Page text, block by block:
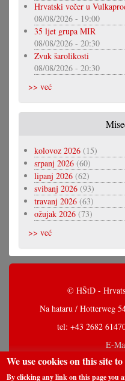
Hrvatski večer u
08/08/2026 - 19:00
35 ljet grupa MIR
08/08/2026 - 20:30
Zvuk šarolikosti
08/08/2026 - 20:30
>> već
kolovoz 2026 (15)
srpanj 2026 (60)
lipanj 2026 (62)
svibanj 2026 (93)
travanj 2026 (63)
ožujak 2026 (73)
>> već
© HŠtD -
Na hataru / Hotterweg
tel: +43 2682
E-
We use cookies on this site
By clicking any link on this page you